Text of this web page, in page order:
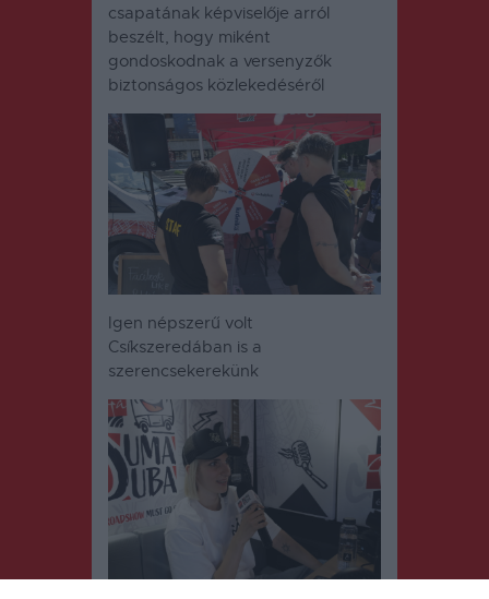
csapatának képviselője arról
beszélt, hogy miként
gondoskodnak a versenyzők
biztonságos közlekedéséről
Igen népszerű volt
Csíkszeredában is a
szerencsekerekünk